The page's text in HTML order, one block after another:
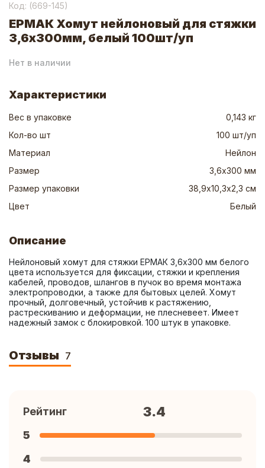
Код: (669-145)
ЕРМАК Хомут нейлоновый для стяжки
3,6х300мм, белый 100шт/уп
Нет в наличии
Характеристики
Вес в упаковке
0,143 кг
Кол-во шт
100 шт/уп
Материал
Нейлон
Размер
3,6х300 мм
Размер упаковки
38,9х10,3х2,3 см
Цвет
Белый
Описание
Нейлоновый хомут для стяжки ЕРМАК 3,6х300 мм белого
цвета используется для фиксации, стяжки и крепления
кабелей, проводов, шлангов в пучок во время монтажа
электропроводки, а также для бытовых целей. Хомут
прочный, долговечный, устойчив к растяжению,
растрескиванию и деформации, не плесневеет. Имеет
надежный замок с блокировкой. 100 штук в упаковке.
Отзывы 7
Рейтинг 3.4
5
4